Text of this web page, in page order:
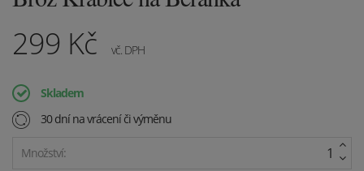
299 Kč vč. DPH
Skladem
30 dní na vrácení či výměnu
Množství: